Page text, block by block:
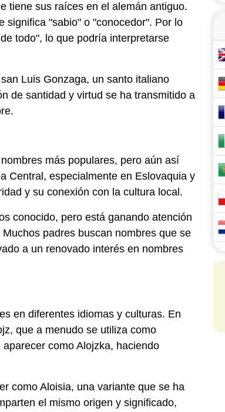
tiene sus raíces en el alemán antiguo.
significa "sabio" o "conocedor". Por lo
todo", lo que podría interpretarse
Luis Gonzaga, un santo italiano
de santidad y virtud se ha transmitido a
más populares, pero aún así
Central, especialmente en Eslovaquia y
y su conexión con la cultura local.
conocido, pero está ganando atención
padres buscan nombres que se
a un renovado interés en nombres
en diferentes idiomas y culturas. En
que a menudo se utiliza como
como Alojzka, haciendo
como Aloisia, una variante que se ha
el mismo origen y significado,